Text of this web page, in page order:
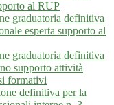
al RUP
graduatoria definitiva
esperta supporto al
graduatoria definitiva
supporto attività
formativi
definitiva per la